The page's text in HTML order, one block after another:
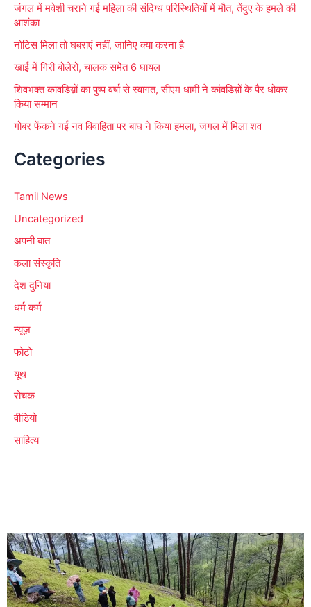
जंगल में मवेशी चराने गई महिला की संदिग्ध परिस्थितियों में मौत, तेंदुए के हमले की
आशंका
नोटिस मिला तो घबराएं नहीं, जानिए क्या करना है
खाई में गिरी बोलेरो, चालक समेेत 6 घायल
शिवभक्त कांवडिय़ों का पुष्प वर्षा से स्वागत, सीएम धामी ने कांवडिय़ों के पैर धोकर
किया सम्मान
गोबर फेंकने गई नव विवाहिता पर बाघ ने किया हमला, जंगल में मिला शव
Categories
Tamil News
Uncategorized
अपनी बात
कला संस्कृति
देश दुनिया
धर्म कर्म
न्यूज़
फोटो
यूथ
रोचक
वीडियो
साहित्य